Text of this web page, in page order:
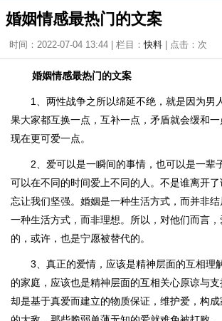
婚姻情感最热门的文案
时间：2022-07-04 13:44 | 栏目：快料 | 点击： 次
婚姻情感最热门的文案
1、两性战争之所以绵延不绝，就是因为男
果大家都互换一点，互补一点，矛盾就会缓和
现在更可爱一点。
2、爱可以是一瞬间的事情，也可以是一辈
可以在不同的时间爱上不同的人。不是谁离开
忘让我们坚强。婚姻是一种生活方式，而并非
一种生活方式，而非理想。所以，对他们而言
的，或许，也是宁愿被替代的。
3、真正的爱情，应该是精神层面的互相理
的家庭，应该也是精神层面的互相关心原谅与支
却是基于真爱而建立的物质保证，维护爱，构